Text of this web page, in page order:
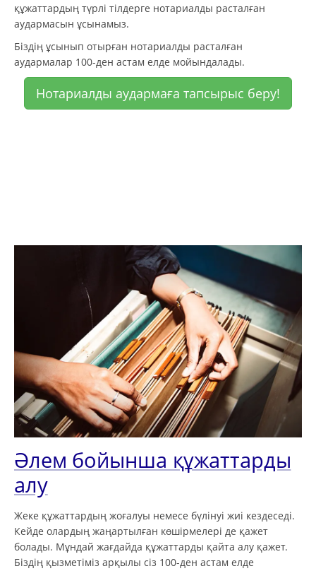
құжаттардың түрлі тілдерге нотариалды расталған
аудармасын ұсынамыз.
Біздің ұсынып отырған нотариалды расталған
аудармалар 100-ден астам елде мойындалады.
Нотариалды аудармаға тапсырыс беру!
Әлем бойынша құжаттарды
алу
Жеке құжаттардың жоғалуы немесе бүлінуі жиі кездеседі.
Кейде олардың жаңартылған көшірмелері де қажет
болады. Мұндай жағдайда құжаттарды қайта алу қажет.
Біздің қызметіміз арқылы сіз 100-ден астам елде